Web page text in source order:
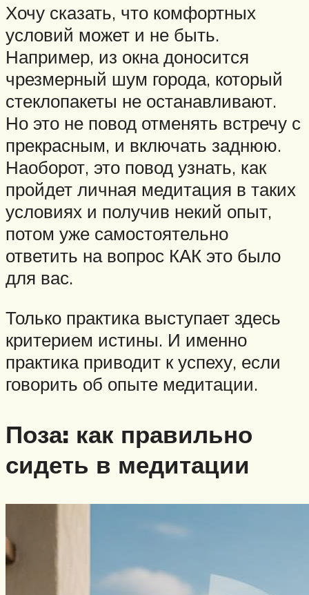
Хочу сказать, что комфортных
условий может и не быть.
Например, из окна доносится
чрезмерный шум города, который
стеклопакеты не останавливают.
Но это не повод отменять встречу с
прекрасным, и включать заднюю.
Наоборот, это повод узнать, как
пройдет личная медитация в таких
условиях и получив некий опыт,
потом уже самостоятельно
ответить на вопрос КАК это было
для вас.
Только практика выступает здесь
критерием истины. И именно
практика приводит к успеху, если
говорить об опыте медитации.
Поза: как правильно
сидеть в медитации